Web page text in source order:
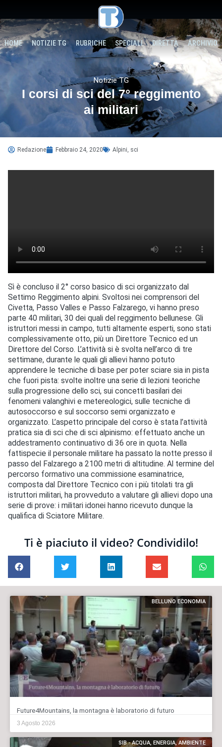
HOME NOTIZIE TG RUBRICHE SPECIALI DIRETTA ARCHIVIO
Notizie TG
I corsi di sci del 7° reggimento
ai militari
Redazione Febbraio 24, 2020 Alpini sci
Sì è concluso il 2° corso basico di sci organizzato dal
Settimo Reggimento alpini. Svoltosi nei comprensori del
Civetta, Passo Valles e Passo Falzarego, vi hanno preso
parte 40 militari, 30 dei quali del reggimento bellunese. Gli
istruttori messi in campo, tutti altamente esperti, sono stati
complessivamente otto, più un Direttore Tecnico ed un
Direttore del Corso. L’attività si è svolta nell’arco di tre
settimane, durante le quali gli allievi hanno potuto
apprendere le tecniche di base per poter sciare sia in pista
che fuori pista: svolte inoltre una serie di lezioni teoriche
sulla progressione dello sci, sui concetti basilari dei
fenomeni valanghivi e metereologici, sulle tecniche di
autosoccorso e sul soccorso semi organizzato e
organizzato. L’aspetto principale del corso è stata l’attività
pratica sia di sci che di sci alpinismo: effettuato anche un
addestramento continuativo di 36 ore in quota. Nella
fattispecie il personale militare ha passato la notte presso il
passo del Falzarego a 2100 metri di altitudine. Al termine del
percorso formativo una commissione esaminatrice,
composta dal Direttore Tecnico con i più titolati tra gli
istruttori militari, ha provveduto a valutare gli allievi dopo una
serie di prove: i militari idonei hanno ricevuto dunque la
qualifica di Sciatore Militare.
Ti è piaciuto il video? Condividilo!
BELLUNO ECONOMIA
Future4Mountains, la montagna è laboratorio di futuro
3 Agosto 2026
SIB - ACQUA, ENERGIA, AMBIENTE